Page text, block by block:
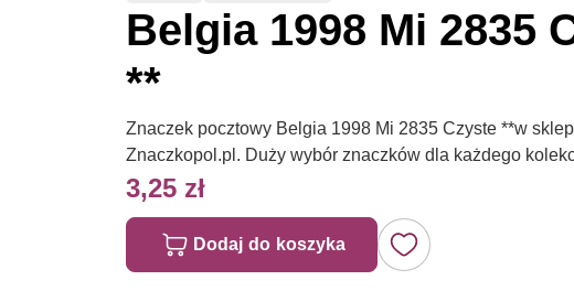
Belgia 1998 Mi 2835
**
Znaczek pocztowy Belgia 1998 Mi 2835 Czyste **w
Znaczkopol.pl. Duży wybór znaczków dla każdego
3,25 zł
Dodaj do koszyka